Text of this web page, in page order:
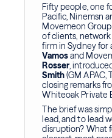
Fifty people, one
Pacific, Ninemsn
Movemeon
of clients,
firm in Sydney for
Vamosand
Rosser,
Smith(GM APAC,
closing remarks
Whiteoak Private
The brief was
lead, and to lead
disruption? What